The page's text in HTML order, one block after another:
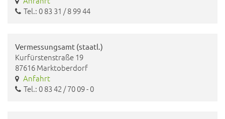
Tel.: 0 83 31 / 8 99 44
Vermessungsamt (staatl.)
Kurfürstenstraße 19
87616 Marktoberdorf
Anfahrt
Tel.: 0 83 42 / 70 09 - 0